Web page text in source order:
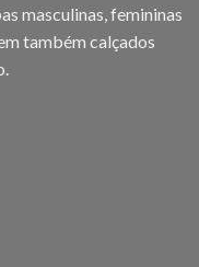
masculinas, femininas
também calçados